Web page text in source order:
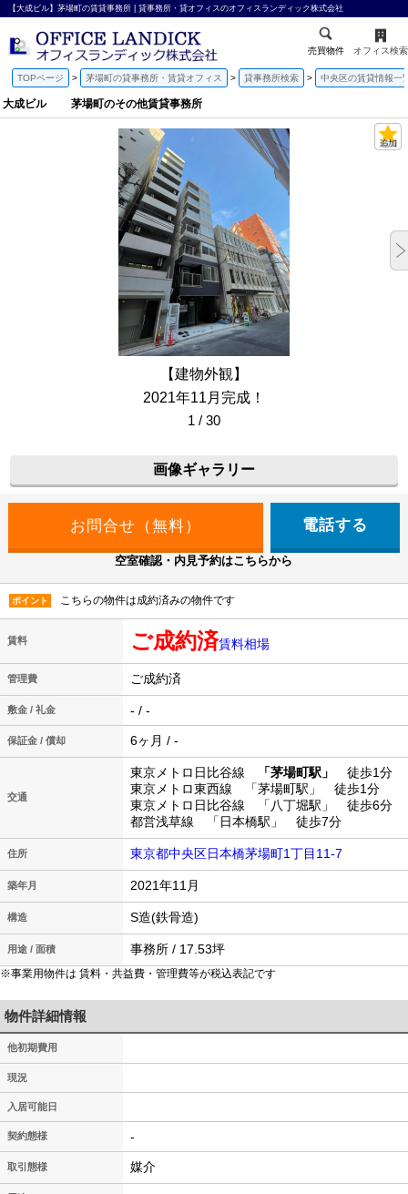
【大成ビル】茅場町の賃貸事務所 | 貸事務所・貸オフィスのオフィスランディック株式会社
売買物件 オフィス検索
TOPページ 茅場町の貸事務所・賃貸オフィス 貸事務所検索 中央区の賃貸情報一
大成ビル 茅場町のその他賃貸事務所
【建物外観】
2021年11月完成！
1 / 30
画像ギャラリー
電話する
空室確認・内見予約はこちらから
ポイント こちらの物件は成約済みの物件です
賃料 ご成約済賃料相場
管理費 ご成約済
敷金 / 礼金 - / -
保証金 / 償却 6ヶ月 / -
交通
東京メトロ日比谷線 「茅場町駅」
徒歩1分
東京メトロ東西線 「茅場町駅」 徒歩1分
東京メトロ日比谷線 「八丁堀駅」 徒歩6分
都営浅草線 「日本橋駅」 徒歩7分
住所 東京都中央区日本橋茅場町1丁目11-7
築年月 2021年11月
構造 S造(鉄骨造)
用途 / 面積 事務所 / 17.53坪
※事業用物件は 賃料・共益費・管理費等が税込表記です
物件詳細情報
他初期費用
現況
入居可能日
契約態様 -
取引態様 媒介